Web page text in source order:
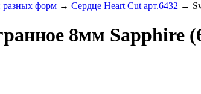
разных форм → Сердце Heart Cut арт.6432 →
8мм Sapphire